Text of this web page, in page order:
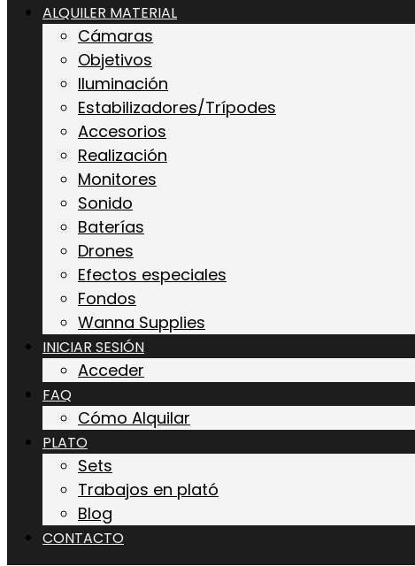
ALQUILER MATERIAL
Cámaras
Objetivos
Iluminación
Estabilizadores/Trípodes
Accesorios
Realización
Monitores
Sonido
Baterías
Drones
Efectos especiales
Fondos
Wanna Supplies
INICIAR SESIÓN
Acceder
FAQ
Cómo Alquilar
PLATO
Sets
Trabajos en plató
Blog
CONTACTO